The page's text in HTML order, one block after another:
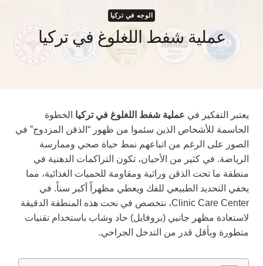
الوجه في تركيا
عملية شفط اللغلوغ في تركيا
يعتبر التفكير في عملية شفط اللغلوغ في تركيا الخطوة
الحاسمة للأشخاص الذين سئموا من ظهور “الذقن المزدوج” في
الصور على الرغم من اتباعهم نمط حياة صحي وممارسة
الرياضة. في كثير من الأحيان، تكون التراكمات الدهنية في
منطقة ما تحت الذقن وراثية ومقاومة للحميات الغذائية، مما
يخفي التحديد الطبيعي للفك ويعطي مظهراً أكبر سناً. في
Clinic Care Center، نتخصص في نحت هذه المنطقة الدقيقة
لاستعادة مظهر جانبي (بروفايل) حاد وشاب باستخدام تقنيات
متطورة وبأقل قدر من التدخل الجراحي.